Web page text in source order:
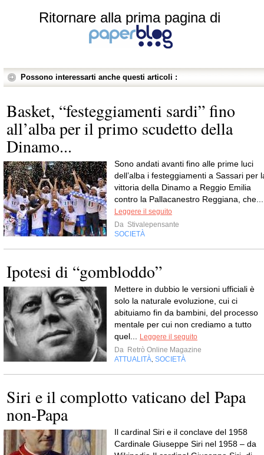
Ritornare alla prima pagina di
Possono interessarti anche questi articoli :
Basket, “festeggiamenti sardi” fino
all’alba per il primo scudetto della
Dinamo...
Sono andati avanti fino alle prime luci
dell’alba i festeggiamenti a Sassari per
vittoria della Dinamo a Reggio Emilia
contro la Pallacanestro Reggiana, che...
Leggere il seguito
Da Stivalepensante
SOCIETÀ
Ipotesi di “gombloddo”
Mettere in dubbio le versioni ufficiali è
solo la naturale evoluzione, cui ci
abituiamo fin da bambini, del processo
mentale per cui non crediamo a tutto
quel...
Leggere il seguito
Da Retrò Online Magazine
ATTUALITÀ SOCIETÀ
Siri e il complotto vaticano del Papa
non-Papa
Il cardinal Siri e il conclave del 1958
Cardinale Giuseppe Siri nel 1958 – da